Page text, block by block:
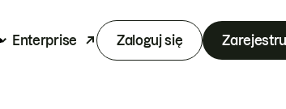
Enterprise Zaloguj się